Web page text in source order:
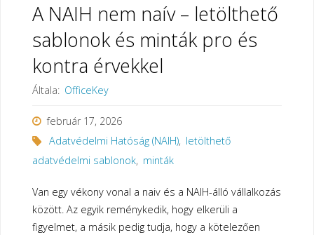
A NAIH nem naív – letölthető
sablonok és minták pro és
kontra érvekkel
Általa: OfficeKey
február 17, 2026
Adatvédelmi Hatóság (NAIH), letölthető
adatvédelmi sablonok, minták
Van egy vékony vonal a naiv és a NAIH-álló vállalkozás
között. Az egyik reménykedik, hogy elkerüli a
figyelmet, a másik pedig tudja, hogy a kötelezően